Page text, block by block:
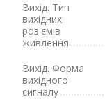
Вихід. Тип
вихідних
роз'ємів
живлення
Вихід. Форма
вихідного
сигналу